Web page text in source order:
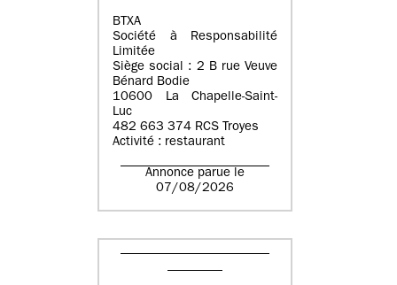
BTXA
Société à Responsabilité
Limitée
Siège social : 2 B rue Veuve
Bénard Bodie
10600 La Chapelle-Saint-
Luc
482 663 374 RCS Troyes
Activité : restaurant
Annonce parue le
07/08/2026